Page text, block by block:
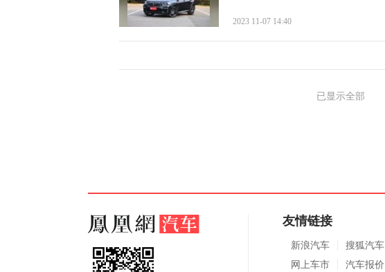
2023 11-07 14:40
已显示全部
友情链接
新浪汽车 搜狐汽车
网上车市
汽车报价